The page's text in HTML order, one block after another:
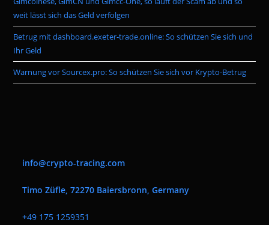
weit lässt sich das Geld verfolgen
Betrug mit dashboard.exeter-trade.online: So schützen Sie sich und
Ihr Geld
Warnung vor Sourcex.pro: So schützen Sie sich vor Krypto-Betrug
info@crypto-tracing.com
Timo Züfle, 72270 Baiersbronn, Germany
+49 175 1259351